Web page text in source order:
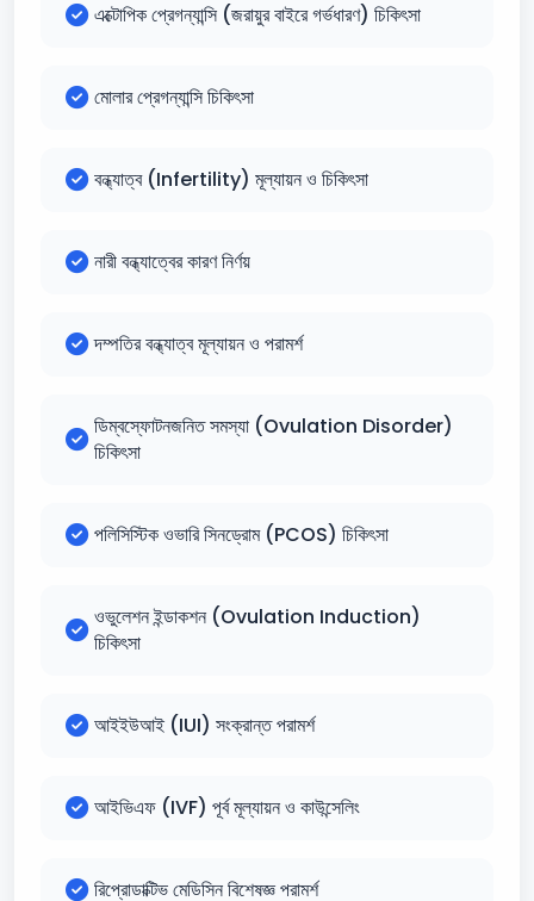
এক্টোপিক প্রেগন্যান্সি (জরায়ুর বাইরে গর্ভধারণ) চিকিৎসা
মোলার প্রেগন্যান্সি চিকিৎসা
বন্ধ্যাত্ব (Infertility) মূল্যায়ন ও চিকিৎসা
নারী বন্ধ্যাত্বের কারণ নির্ণয়
দম্পতির বন্ধ্যাত্ব মূল্যায়ন ও পরামর্শ
ডিম্বস্ফোটনজনিত সমস্যা (Ovulation Disorder)
চিকিৎসা
পলিসিস্টিক ওভারি সিনড্রোম (PCOS) চিকিৎসা
ওভুলেশন ইন্ডাকশন (Ovulation Induction)
চিকিৎসা
আইইউআই (IUI) সংক্রান্ত পরামর্শ
আইভিএফ (IVF) পূর্ব মূল্যায়ন ও কাউন্সেলিং
রিপ্রোডাক্টিভ মেডিসিন বিশেষজ্ঞ পরামর্শ